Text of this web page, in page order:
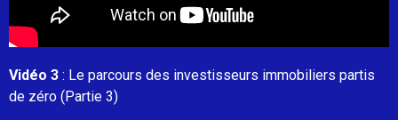
Vidéo 3 : Le parcours des investisseurs immobiliers partis
de zéro (Partie 3)